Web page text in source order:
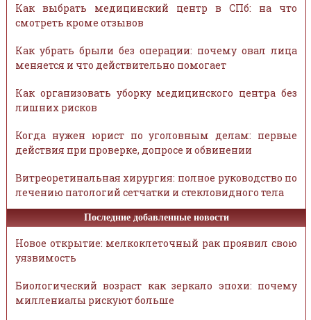
Как выбрать медицинский центр в СПб: на что
смотреть кроме отзывов
Как убрать брыли без операции: почему овал лица
меняется и что действительно помогает
Как организовать уборку медицинского центра без
лишних рисков
Когда нужен юрист по уголовным делам: первые
действия при проверке, допросе и обвинении
Витреоретинальная хирургия: полное руководство по
лечению патологий сетчатки и стекловидного тела
Последние добавленные новости
Новое открытие: мелкоклеточный рак проявил свою
уязвимость
Биологический возраст как зеркало эпохи: почему
миллениалы рискуют больше